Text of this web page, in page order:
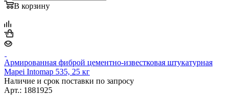
В корзину
Армированная фиброй цементно-известковая штукатурная
Mapei Intomap 535, 25 кг
Наличие и срок поставки по запросу
Арт.: 1881925